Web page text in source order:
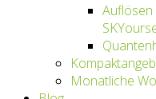
Monatliche